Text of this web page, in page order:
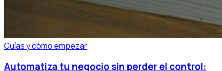
Guías y cómo empezar
Automatiza tu negocio sin perder el control: